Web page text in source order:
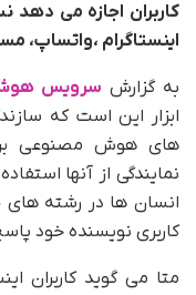
کاربران اجازه می
اینستاگرام ،واتساپ،
به گزارش سرویس
ابزار این است که
های هوش مصنوعی
نمایندگی از آنها
انسان ها در رشته
کاربری نویسنده خود
متا می گوید کاربران